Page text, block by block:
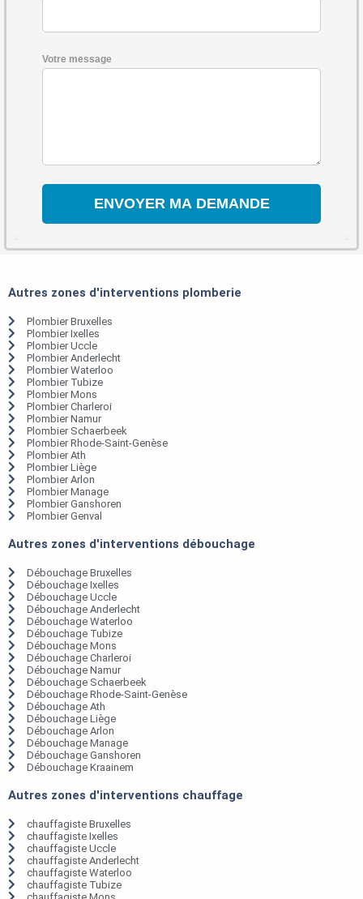
Votre message
Autres zones d'interventions plomberie
Plombier Bruxelles
Plombier Ixelles
Plombier Uccle
Plombier Anderlecht
Plombier Waterloo
Plombier Tubize
Plombier Mons
Plombier Charleroi
Plombier Namur
Plombier Schaerbeek
Plombier Rhode-Saint-Genèse
Plombier Ath
Plombier Liège
Plombier Arlon
Plombier Manage
Plombier Ganshoren
Plombier Genval
Autres zones d'interventions débouchage
Débouchage Bruxelles
Débouchage Ixelles
Débouchage Uccle
Débouchage Anderlecht
Débouchage Waterloo
Débouchage Tubize
Débouchage Mons
Débouchage Charleroi
Débouchage Namur
Débouchage Schaerbeek
Débouchage Rhode-Saint-Genèse
Débouchage Ath
Débouchage Liège
Débouchage Arlon
Débouchage Manage
Débouchage Ganshoren
Débouchage Kraainem
Autres zones d'interventions chauffage
chauffagiste Bruxelles
chauffagiste Ixelles
chauffagiste Uccle
chauffagiste Anderlecht
chauffagiste Waterloo
chauffagiste Tubize